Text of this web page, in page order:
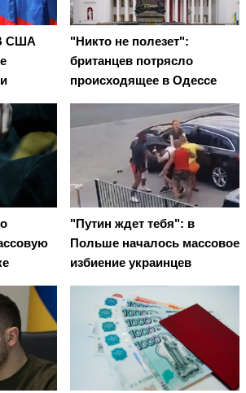
США
"Никто не полезет":
британцев потрясло
происходящее в Одессе
"Путин ждет тебя": в
Польше началось массовое
избиение украинцев